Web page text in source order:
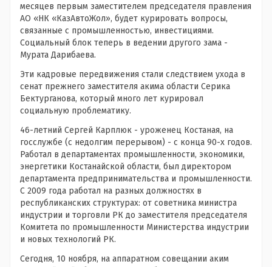
месяцев первым заместителем председателя правления
АО «НК «КазАвтоЖол», будет курировать вопросы,
связанные с промышленностью, инвестициями.
Социальный блок теперь в ведении другого зама -
Мурата Дарибаева.
Эти кадровые передвижения стали следствием ухода в
сенат прежнего заместителя акима области Серика
Бектурганова, который много лет курировал
социальную проблематику.
46-летний Сергей Карплюк - уроженец Костаная, на
госслужбе (с недолгим перерывом) - с конца 90-х годов.
Работал в департаментах промышленности, экономики,
энергетики Костанайской области, был директором
департамента предпринимательства и промышленности.
С 2009 года работал на разных должностях в
республиканских структурах: от советника министра
индустрии и торговли РК до заместителя председателя
Комитета по промышленности Министерства индустрии
и новых технологий РК.
Сегодня, 10 ноября, на аппаратном совещании аким